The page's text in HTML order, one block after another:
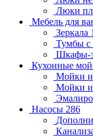
Люки
Мебель для
Зеркала
Тумбы с
Шкафы-
Кухонные
Мойки
Мойки
Насосы 286